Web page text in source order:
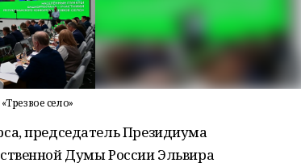
село»
председатель Президиума
Думы России Эльвира